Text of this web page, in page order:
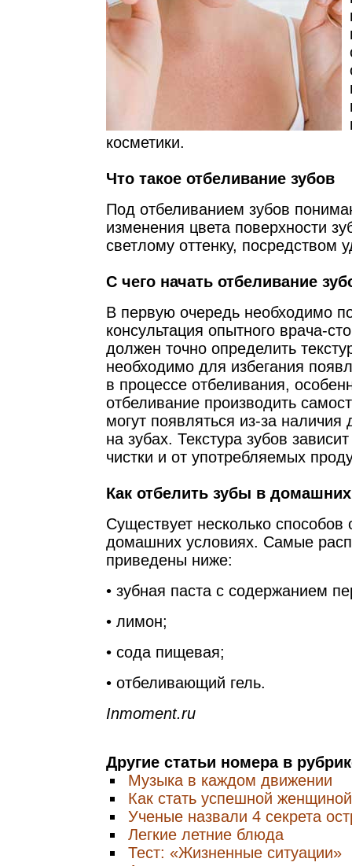
косметики.
Что такое отбеливание зубов
Под отбеливанием зубов
изменения цвета поверхности
светлому оттенку, посредством
С чего начать отбеливание
В первую очередь необходимо
консультация опытного врача-
должен точно определить
необходимо для избегания
в процессе отбеливания,
отбеливание производить
могут появляться из-за
на зубах. Текстура зубов
чистки и от употребляемых
Как отбелить зубы в
Существует несколько способов
домашних условиях. Самые
приведены ниже:
• зубная паста с содержанием
• лимон;
• сода пищевая;
• отбеливающий гель.
Inmoment.ru
Другие статьи номера в
Музыка в каждом движении
Как стать успешной
Ученые назвали 4 секрета
Легкие летние блюда
Тест: «Жизненные ситуации»